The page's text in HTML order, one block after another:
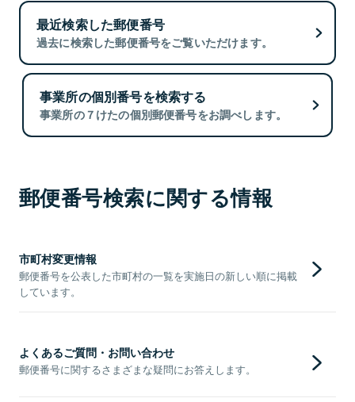
最近検索した郵便番号
過去に検索した郵便番号をご覧いただけます。
事業所の個別番号を検索する
事業所の７けたの個別郵便番号をお調べします。
郵便番号検索に関する情報
市町村変更情報
郵便番号を公表した市町村の一覧を実施日の新しい順に掲載
しています。
よくあるご質問・お問い合わせ
郵便番号に関するさまざまな疑問にお答えします。